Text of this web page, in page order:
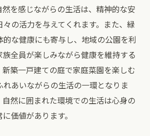
を感じながらの生活は、精神的な安
の活力を与えてくれます。また、緑
な健康にも寄与し、地域の公園を利
全員が楽しみながら健康を維持する
新築一戸建ての庭で家庭菜園を楽しむ
れあいながらの生活の一環となりま
然に囲まれた環境での生活は心身の
価値があります。